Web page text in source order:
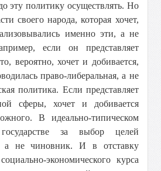
эту политику осуществлять. Но
своего народа, которая хочет,
именно эти, а не
если он представляет
вероятно, хочет и добивается,
право-либеральная, а не
политика. Если представляет
сферы, хочет и добивается
В идеально-типическом
государстве за выбор целей
а не чиновник. И в отставку
экономического курса